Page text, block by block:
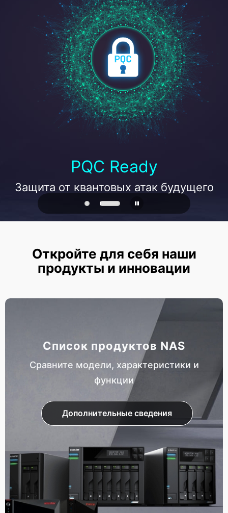
PQC Ready
Защита от квантовых атак будущего
Откройте для себя наши
продукты и инновации
Список продуктов NAS
Сравните модели, характеристики и
функции
Дополнительные сведения